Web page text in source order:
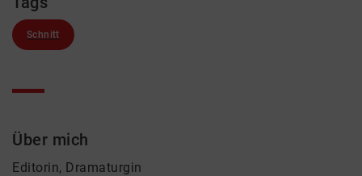
Schnitt
Über mich
Editorin, Dramaturgin